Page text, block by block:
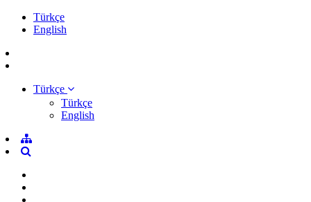
Türkçe
English
Türkçe
Türkçe
English